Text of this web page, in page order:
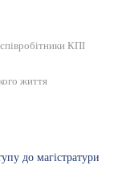
КПІ
життя
до магістратури